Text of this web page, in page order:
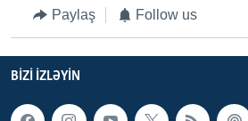
Paylaş Follow us
BIZI IZLƏYIN